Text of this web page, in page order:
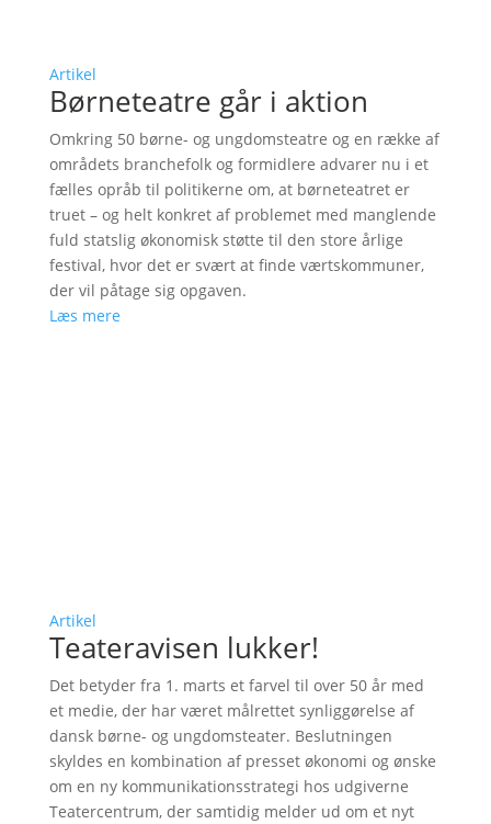
Artikel
Børneteatre går i aktion
Omkring 50 børne- og ungdomsteatre og en række af
områdets branchefolk og formidlere advarer nu i et
fælles opråb til politikerne om, at børneteatret er
truet – og helt konkret af problemet med manglende
fuld statslig økonomisk støtte til den store årlige
festival, hvor det er svært at finde værtskommuner,
der vil påtage sig opgaven.
Læs mere
Artikel
Teateravisen lukker!
Det betyder fra 1. marts et farvel til over 50 år med
et medie, der har været målrettet synliggørelse af
dansk børne- og ungdomsteater. Beslutningen
skyldes en kombination af presset økonomi og ønske
om en ny kommunikationsstrategi hos udgiverne
Teatercentrum, der samtidig melder ud om et nyt